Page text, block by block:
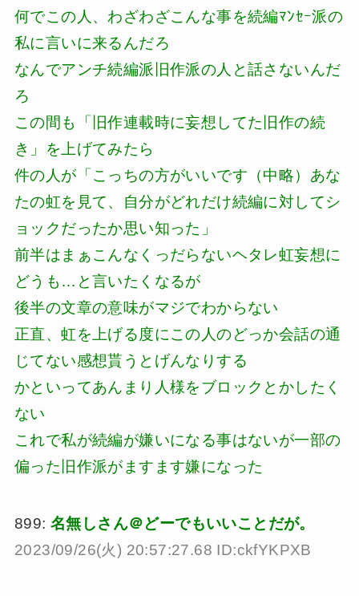
何でこの人、わざわざこんな事を続編ﾏﾝｾｰ派の
私に言いに来るんだろ
なんでアンチ続編派旧作派の人と話さないんだ
ろ
この間も「旧作連載時に妄想してた旧作の続
き」を上げてみたら
件の人が「こっちの方がいいです（中略）あな
たの虹を見て、自分がどれだけ続編に対してシ
ョックだったか思い知った」
前半はまぁこんなくっだらないヘタレ虹妄想に
どうも…と言いたくなるが
後半の文章の意味がマジでわからない
正直、虹を上げる度にこの人のどっか会話の通
じてない感想貰うとげんなりする
かといってあんまり人様をブロックとかしたく
ない
これで私が続編が嫌いになる事はないが一部の
偏った旧作派がますます嫌になった
899: 名無しさん＠どーでもいいことだが。
2023/09/26(火) 20:57:27.68 ID:ckfYKPXB